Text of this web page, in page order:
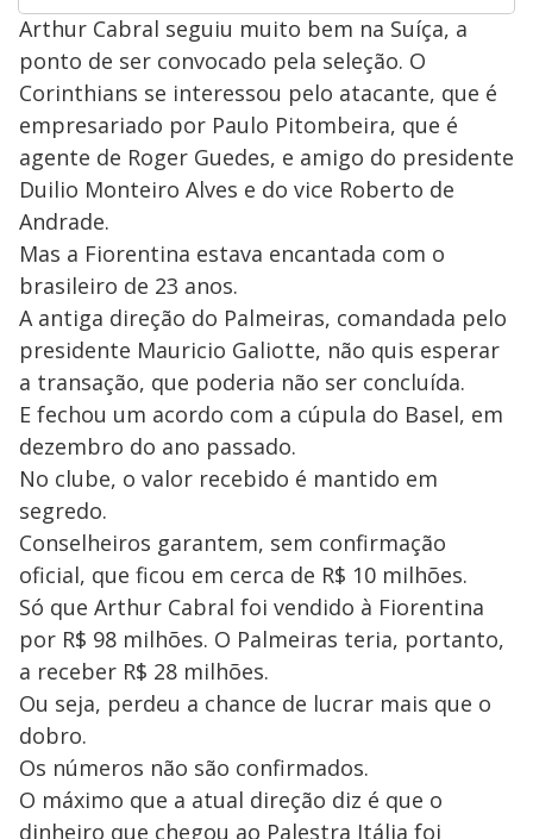
Arthur Cabral seguiu muito bem na Suíça, a
ponto de ser convocado pela seleção. O
Corinthians se interessou pelo atacante, que é
empresariado por Paulo Pitombeira, que é
agente de Roger Guedes, e amigo do presidente
Duilio Monteiro Alves e do vice Roberto de
Andrade.
Mas a Fiorentina estava encantada com o
brasileiro de 23 anos.
A antiga direção do Palmeiras, comandada pelo
presidente Mauricio Galiotte, não quis esperar
a transação, que poderia não ser concluída.
E fechou um acordo com a cúpula do Basel, em
dezembro do ano passado.
No clube, o valor recebido é mantido em
segredo.
Conselheiros garantem, sem confirmação
oficial, que ficou em cerca de R$ 10 milhões.
Só que Arthur Cabral foi vendido à Fiorentina
por R$ 98 milhões. O Palmeiras teria, portanto,
a receber R$ 28 milhões.
Ou seja, perdeu a chance de lucrar mais que o
dobro.
Os números não são confirmados.
O máximo que a atual direção diz é que o
dinheiro que chegou ao Palestra Itália foi